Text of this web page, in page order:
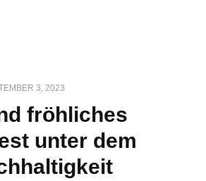
3, 2023
fröhliches
unter dem